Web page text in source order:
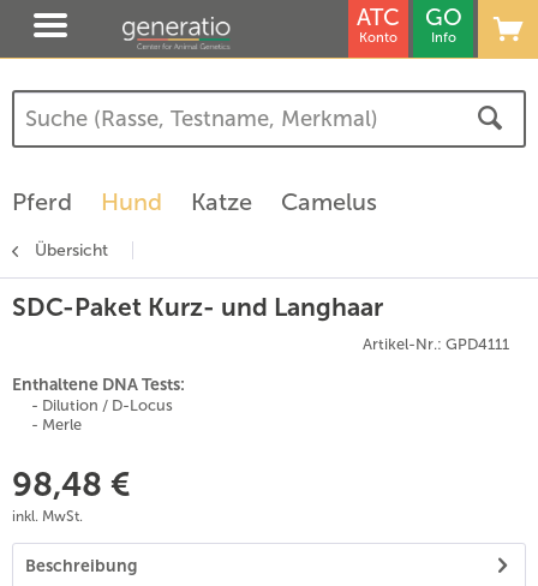
ATC
Konto
GO
Info
Pferd Hund Katze Camelus
Übersicht
SDC-Paket Kurz- und Langhaar
Artikel-Nr.: GPD4111
Enthaltene DNA Tests:
- Dilution / D-Locus
- Merle
98,48 €
inkl. MwSt.
Beschreibung